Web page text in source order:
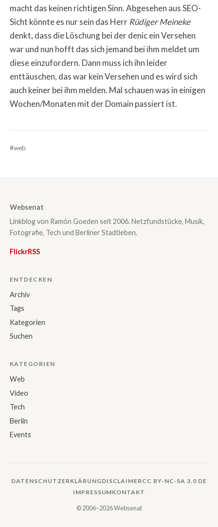
macht das keinen richtigen Sinn. Abgesehen aus SEO-
Sicht könnte es nur sein das Herr Rüdiger Meineke
denkt, dass die Löschung bei der denic ein Versehen
war und nun hofft das sich jemand bei ihm meldet um
diese einzufordern. Dann muss ich ihn leider
enttäuschen, das war kein Versehen und es wird sich
auch keiner bei ihm melden. Mal schauen was in einigen
Wochen/Monaten mit der Domain passiert ist.
#web
Websenat
Linkblog von Ramón Goeden seit 2006. Netzfundstücke, Musik,
Fotografie, Tech und Berliner Stadtleben.
FlickrRSS
ENTDECKEN
Archiv
Tags
Kategorien
Suchen
KATEGORIEN
Web
Video
Tech
Berlin
Events
DATENSCHUTZERKLÄRUNGDISCLAIMER CC BY-NC-SA 3.0 DE
IMPRESSUMKONTAKT
© 2006–2026 Websenat